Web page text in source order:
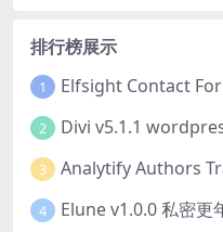
排行榜展示
1 Elfsight Contact
2
3 Analytify Authors
4 Elune v1.0.0 私密更